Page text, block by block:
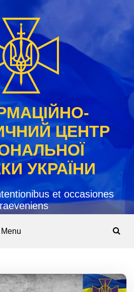
ЦЕНТР
УКРАЇНИ
et occasiones
Menu